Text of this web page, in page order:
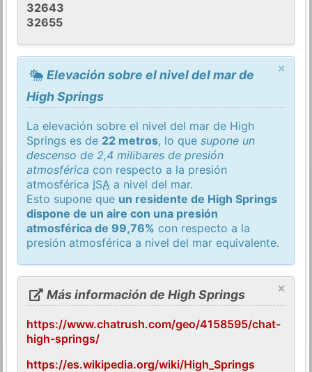
32643
32655
×
Elevación sobre el nivel del mar de
High Springs
La elevación sobre el nivel del mar de High
Springs es de 22 metros, lo quesupone un
descenso de 2,4 milibares de presión
atmosférica con respecto a la presión
atmosférica ISA a nivel del mar.
Esto supone que un residente de High Springs
dispone de un aire con una presión
atmosférica de 99,76% con respecto a la
presión atmosférica a nivel del mar equivalente.
×
Más información de High Springs
https://www.chatrush.com/geo/4158595/chat-
high-springs/
https://es.wikipedia.org/wiki/High_Springs